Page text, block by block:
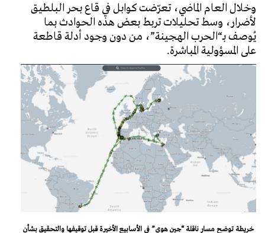
وخلال العام الماضي، تعرّضت كوابل في قاع بحر البلطيق
لأضرار، وسط تحليلات تربط بعض هذه الحوادث بما
يُوصف بـ“الحرب الهجينة”، من دون وجود أدلة قاطعة
على المسؤولية المباشرة.
خريطة توضح مسار ناقلة “جين هوي” في الأسابيع الأخيرة قبل توقيفها والتحقيق بشأن